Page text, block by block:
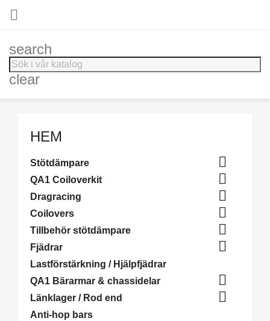

search
clear
HEM
Stötdämpare 
QA1 Coiloverkit 
Dragracing 
Coilovers 
Tillbehör stötdämpare 
Fjädrar 
Lastförstärkning / Hjälpfjädrar
QA1 Bärarmar & chassidelar

Länklager / Rod end 
Anti-hop bars